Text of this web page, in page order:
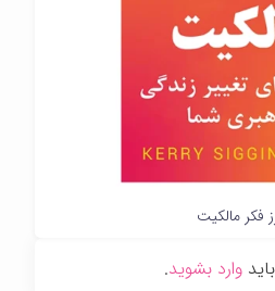
فکر مالکیت
وارد بشوید.